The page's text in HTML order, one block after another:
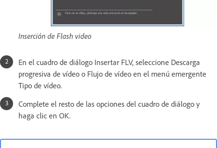
Inserción de Flash video
En el cuadro de diálogo Insertar FLV, seleccione Descarga
progresiva de vídeo o Flujo de vídeo en el menú emergente
Tipo de vídeo.
Complete el resto de las opciones del cuadro de diálogo y
haga clic en OK.